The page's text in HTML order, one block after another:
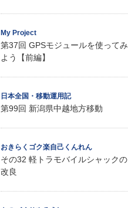
My Project
第37回 GPSモジュールを使ってみ
よう【前編】
日本全国・移動運用記
第99回 新潟県中越地方移動
おきらくゴク楽自己くんれん
その32 軽トラモバイルシャックの
改良